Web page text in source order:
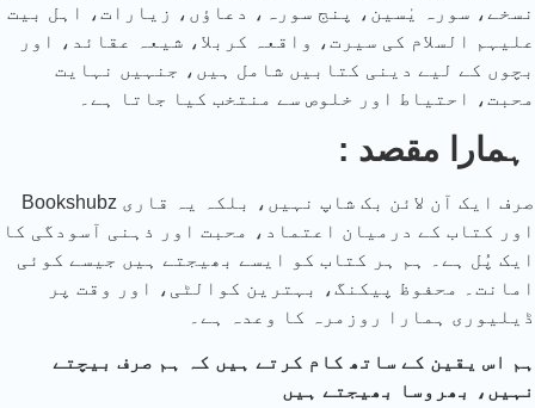
نسخے، سورہ یٰسین، پنج سورہ، دعاؤں، زیارات، اہل بیت
علیہم السلام کی سیرت، واقعہ کربلا، شیعہ عقائد، اور
بچوں کے لیے دینی کتابیں شامل ہیں، جنہیں نہایت
محبت، احتیاط اور خلوص سے منتخب کیا جاتا ہے۔
Bookshubz صرف ایک آن لائن بک شاپ نہیں، بلکہ یہ قاری
اور کتاب کے درمیان اعتماد، محبت اور ذہنی آسودگی کا
ایک پُل ہے۔ ہم ہر کتاب کو ایسے بھیجتے ہیں جیسے کوئی
امانت۔ محفوظ پیکنگ، بہترین کوالٹی، اور وقت پر
ڈیلیوری ہمارا روزمرہ کا وعدہ ہے۔
ہم اس یقین کے ساتھ کام کرتے ہیں کہ ہم صرف بیچتے
نہیں، بھروسا بھیجتے ہیں